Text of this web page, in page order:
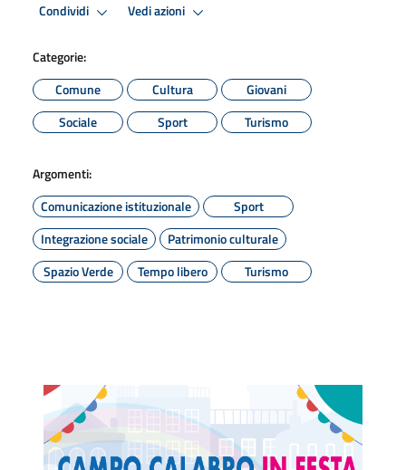
Condividi Vedi azioni
Categorie:
Comune
Cultura
Giovani
Sociale
Sport Turismo
Argomenti:
Comunicazione istituzionale
Sport
Integrazione sociale
Patrimonio culturale
Spazio Verde
Tempo libero Turismo